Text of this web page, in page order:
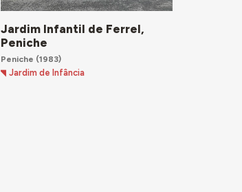
Jardim Infantil de Ferrel,
Peniche
Peniche (1983)
Jardim de Infância